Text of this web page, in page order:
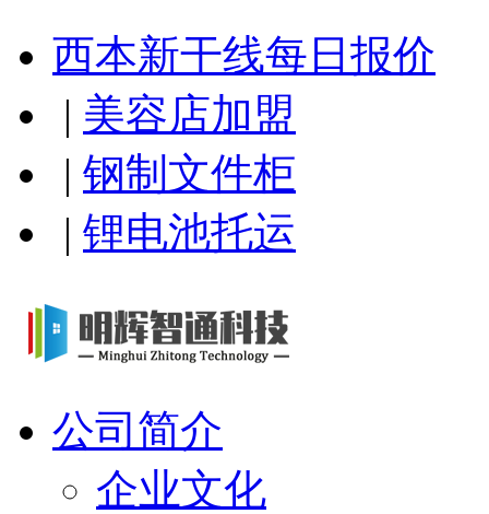
西本新干线每日报价
| 美容店加盟
| 钢制文件柜
| 锂电池托运
公司简介
企业文化